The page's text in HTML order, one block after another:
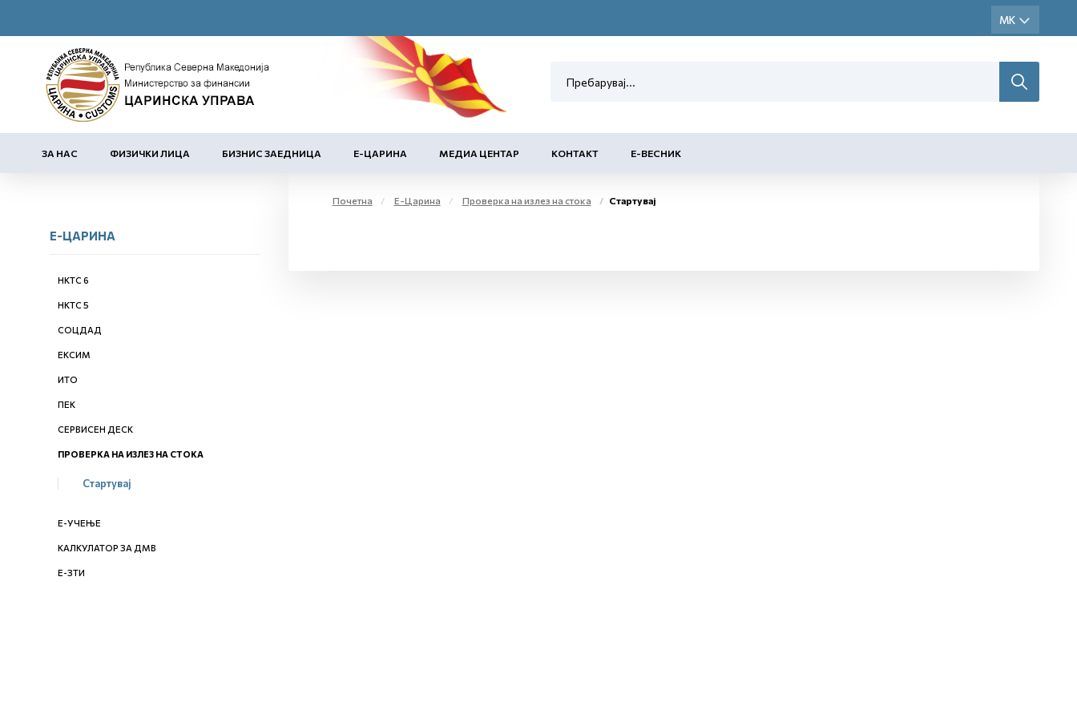
ЗА НАС ФИЗИЧКИ ЛИЦА БИЗНИС ЗАЕДНИЦА Е-ЦАРИНА МЕДИА ЦЕНТАР КОНТАКТ Е-ВЕСНИК
Е-ЦАРИНА
НКТС 6
НКТС 5
СОЦДАД
ЕКСИМ
ИТО
ПЕК
СЕРВИСЕН ДЕСК
ПРОВЕРКА НА ИЗЛЕЗ НА СТОКА
Стартувај
Е-УЧЕЊЕ
КАЛКУЛАТОР ЗА ДМВ
Е-ЗТИ
Почетна Е-Царина Проверка на излез на стока Стартувај